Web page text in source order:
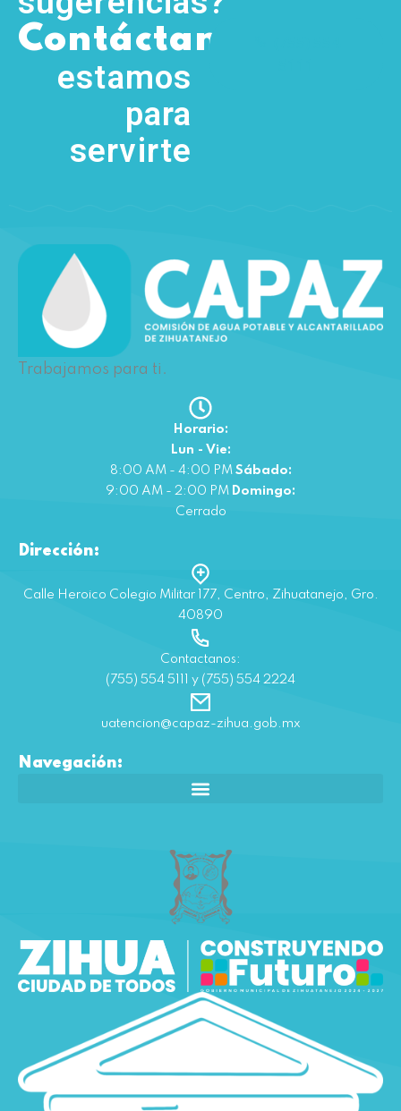
Contáctanos
estamos
para
servirte
Trabajamos para ti.
Horario:
Lun - Vie:
8:00 AM - 4:00 PM Sábado:
9:00 AM - 2:00 PM Domingo:
Cerrado
Dirección:
Calle Heroico Colegio Militar 177, Centro, Zihuatanejo, Gro.
40890
Contactanos:
(755) 554 5111 y (755) 554 2224
uatencion@capaz-zihua.gob.mx
Navegación: